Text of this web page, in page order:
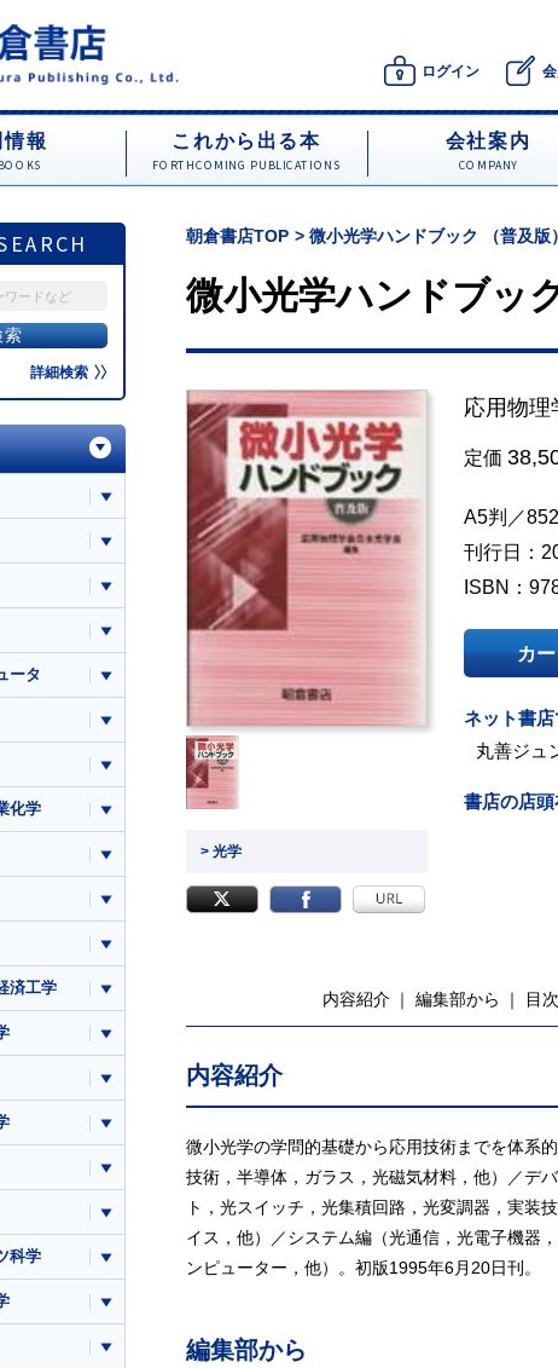
ログイン
情報 これから出る本
FORTHCOMING PUBLICATIONS
会社案内
COMPANY
詳細検索
朝倉書店TOP 微小光学ハンドブック （普及版）
微小光学ハンドブッ
> 光学
応用物理
定価
A5判／
刊行日：
ISBN：
カ
ネット書
丸善ジュ
書店の店
内容紹介 編集部から 目次
内容紹介
微小光学の学問的基礎から応用技術までを体系
技術，半導体，ガラス，光磁気材料，他）／デ
ト，光スイッチ，光集積回路，光変調器，実装
イス，他）／システム編（光通信，光電子機器
ンピューター，他）。初版1995年6月20日刊。
編集部から
ータ
化学
済工学
科学